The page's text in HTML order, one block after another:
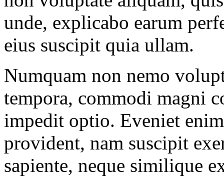
unde, explicabo earum
eius suscipit quia ullam.
Numquam non nemo
tempora, commodi magni
impedit optio. Eveniet
provident, nam suscipit
sapiente, neque similique